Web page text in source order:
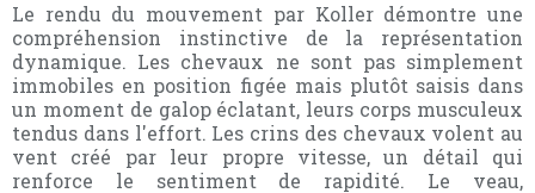
Le rendu du mouvement par Koller démontre une
compréhension instinctive de la représentation
dynamique. Les chevaux ne sont pas simplement
immobiles en position figée mais plutôt saisis dans
un moment de galop éclatant, leurs corps musculeux
tendus dans l'effort. Les crins des chevaux volent au
vent créé par leur propre vitesse, un détail qui
renforce le sentiment de rapidité. Le veau,